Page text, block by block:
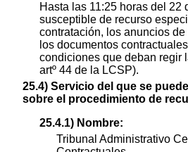
Hasta las 11:25 horas del 22
susceptible de recurso
contratación, los anuncios
los documentos
condiciones que deban regir
artº 44 de la LCSP).
25.4) Servicio del que se
sobre el procedimiento de
25.4.1) Nombre:
Tribunal Administrativo